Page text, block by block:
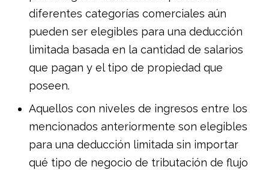
diferentes categorías comerciales aún
pueden ser elegibles para una deducción
limitada basada en la cantidad de salarios
que pagan y el tipo de propiedad que
poseen.
Aquellos con niveles de ingresos entre los
mencionados anteriormente son elegibles
para una deducción limitada sin importar
qué tipo de negocio de tributación de flujo